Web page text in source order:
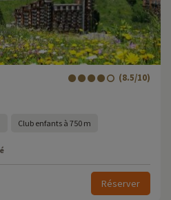
(8.5/10)
Club enfants à 750 m
Réserver